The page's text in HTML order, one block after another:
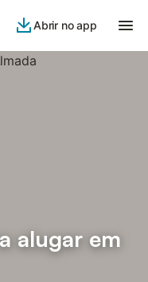
Abrir no app
alugar em